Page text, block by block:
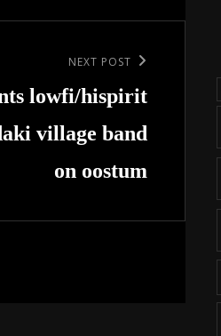
NEXT POST
lowfi/hispirit
village band
on oostum